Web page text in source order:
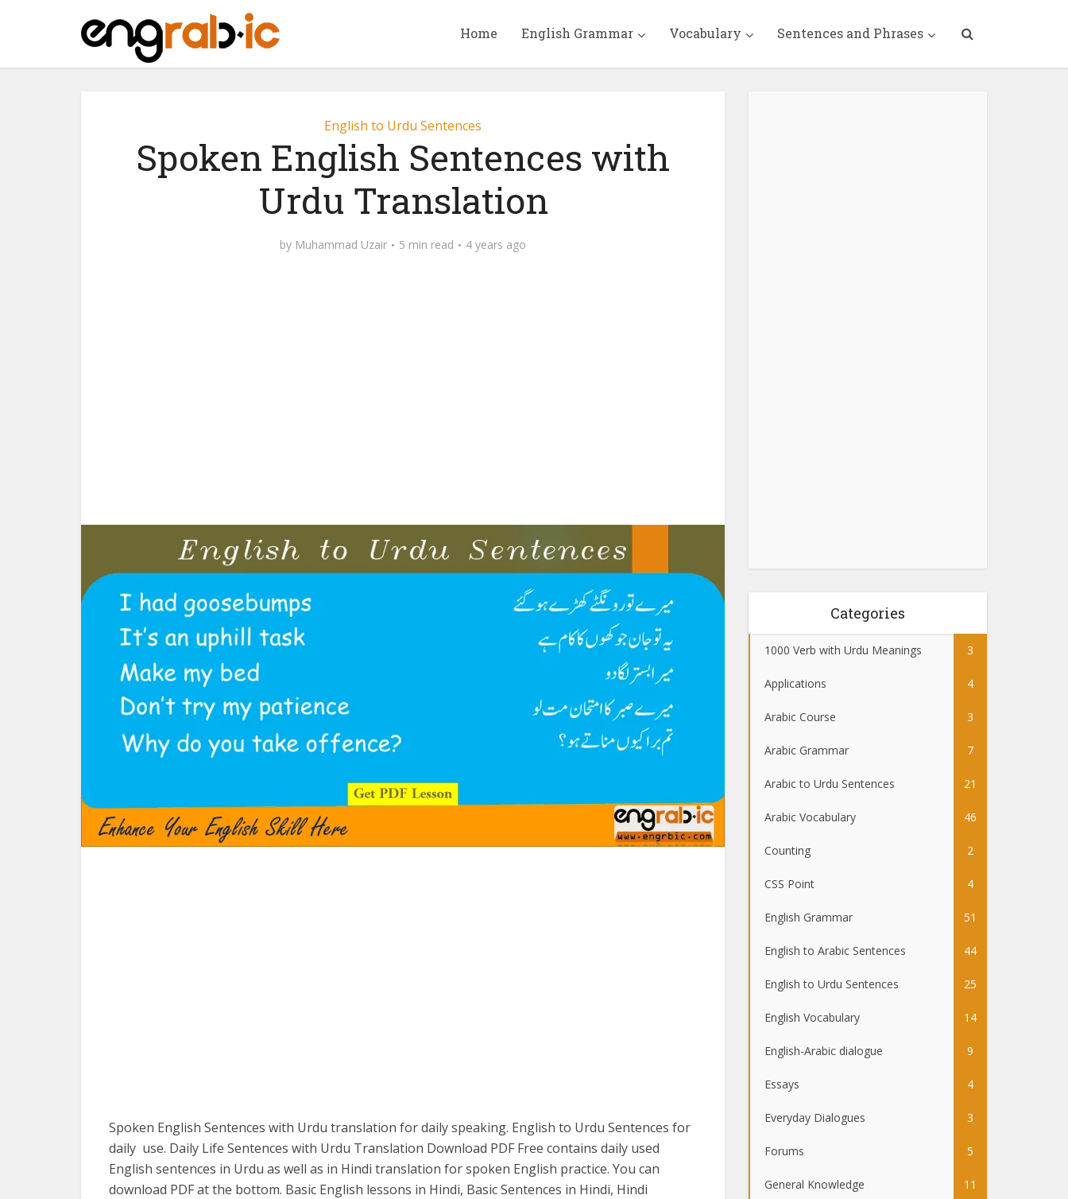
Home English Grammar Vocabulary Sentences and Phrases
English to Urdu Sentences
Spoken English Sentences with
Urdu Translation
by Muhammad Uzair 5 min read 4 years ago
Spoken English Sentences with Urdu translation for daily speaking. English to Urdu Sentences for
daily use. Daily Life Sentences with Urdu Translation Download PDF Free contains daily used
English sentences in Urdu as well as in Hindi translation for spoken English practice. You can
download PDF at the bottom. Basic English lessons in Hindi, Basic Sentences in Hindi, Hindi
Categories
1000 Verb with Urdu Meanings 3
Applications 4
Arabic Course 3
Arabic Grammar 7
Arabic to Urdu Sentences 21
Arabic Vocabulary 46
Counting 2
CSS Point 4
English Grammar 51
English to Arabic Sentences 44
English to Urdu Sentences 25
English Vocabulary 14
English-Arabic dialogue 9
Essays 4
Everyday Dialogues 3
Forums 5
General Knowledge 11